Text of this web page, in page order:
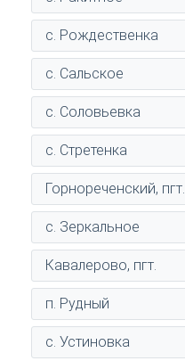
с. Рождественка
с. Сальское
с. Соловьевка
с. Стретенка
Горнореченский, пгт.
с. Зеркальное
Кавалерово, пгт.
п. Рудный
с. Устиновка